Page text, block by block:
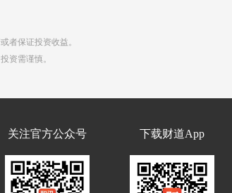
者保证投资收益。
资需谨慎。
下载财道App
关注官方公众号